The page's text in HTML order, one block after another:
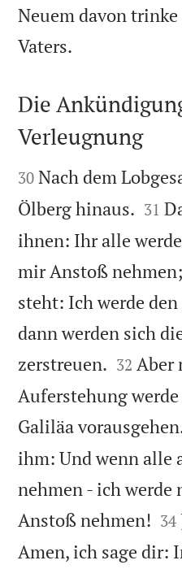
Neuem davon
Vaters.

Die
Verleugnung

30 Nach dem
Ölberg hinaus. 

31
ihnen: Ihr alle
mir Anstoß
steht: Ich werde
dann werden sich
zerstreuen. 

32 Aber
Auferstehung
Galiläa
ihm: Und wenn alle
nehmen - ich werde
Anstoß nehmen! 

34
Amen, ich sage dir: